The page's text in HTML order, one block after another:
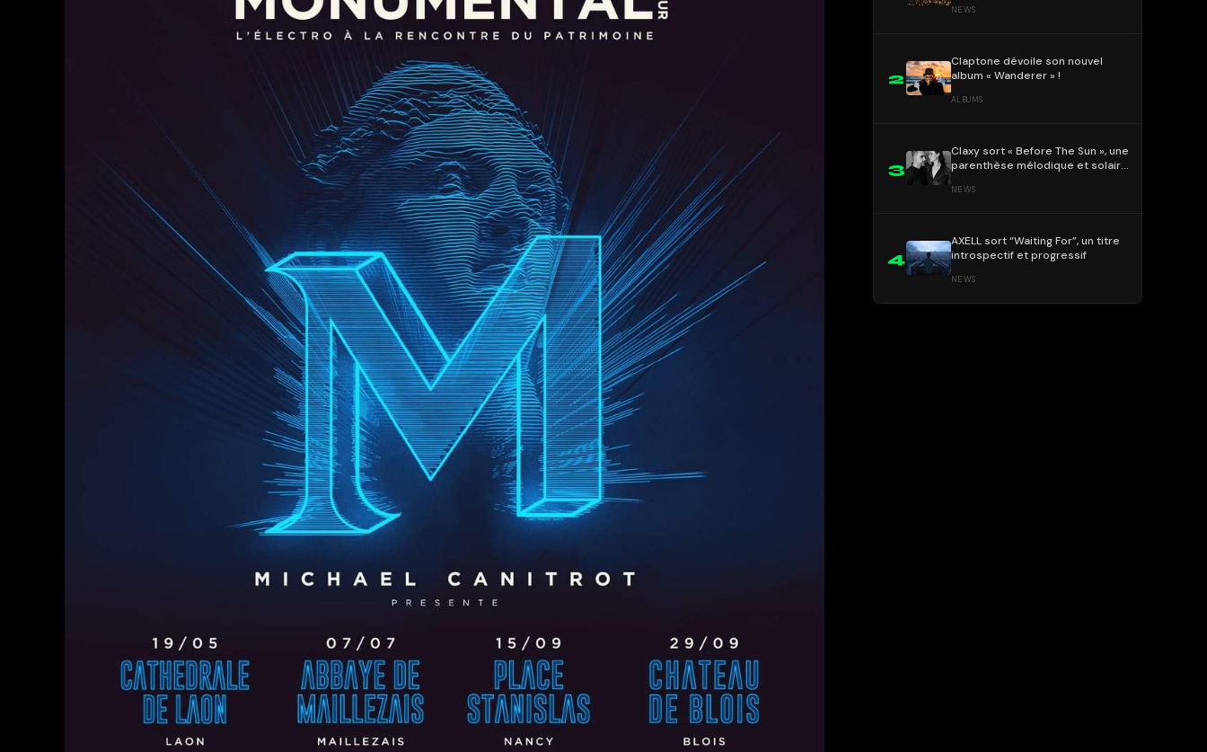
NEWS
2
Claptone dévoile son nouvel
album « Wanderer » !
ALBUMS
3
Claxy sort « Before The Sun », une
parenthèse mélodique et solaire
NEWS
4
AXELL sort “Waiting For”, un titre
introspectif et progressif
NEWS